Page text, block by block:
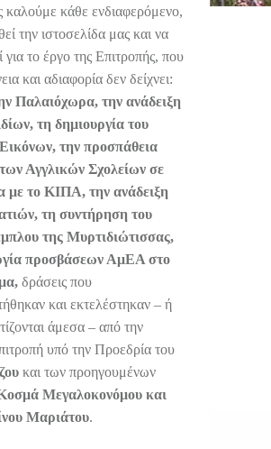
καλούμε κάθε ενδιαφερόμενο,
την ιστοσελίδα μας και να
για το έργο της Επιτροπής, που
και αδιαφορία δεν δείχνει:
Παλαιόχωρα, την ανάδειξη
τη δημιουργία του
την προσπάθεια
Αγγλικών Σχολείων σε
με το ΚΙΠΑ, την ανάδειξη
τη συντήρηση του
της Μυρτιδιώτισσας,
προσβάσεων ΑμΕΑ στο
δράσεις που
και εκτελέστηκαν – ή
άμεσα – από την
υπό την Προεδρία του
και των προηγουμένων
Μεγαλοκονόμου και
Μαριάτου.